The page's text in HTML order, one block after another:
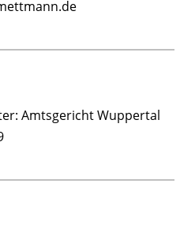
Amtsgericht Wuppertal